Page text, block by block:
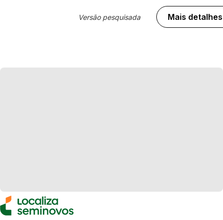
Versão pesquisada Mais detalhes